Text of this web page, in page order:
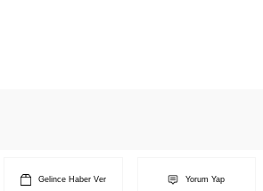
Gelince Haber Ver Yorum Yap